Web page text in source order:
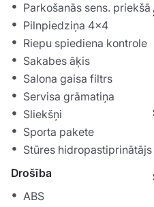
Parkošanās sens. priekšā
Pilnpiedziņa 4x4
Riepu spiediena kontrole
Sakabes āķis
Salona gaisa filtrs
Servisa grāmatiņa
Sliekšņi
Sporta pakete
Stūres hidropastiprinātājs
Drošība
ABS